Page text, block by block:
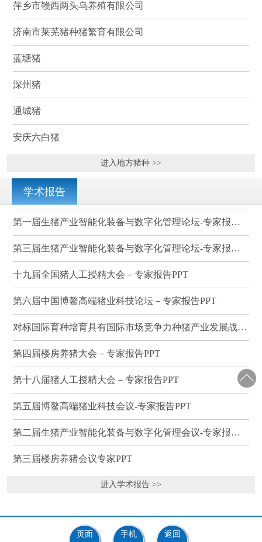
萍乡市赣西两头乌养殖有限公司
济南市莱芜猪种猪繁育有限公司
蓝塘猪
深州猪
通城猪
安庆六白猪
进入地方猪种 >>
学术报告
第一届生猪产业智能化装备与数字化管理论坛-专家报告PPT
第三届生猪产业智能化装备与数字化管理论坛-专家报告PPT
十九届全国猪人工授精大会－专家报告PPT
第六届中国博鳌高端猪业科技论坛－专家报告PPT
对标国际育种培育具有国际市场竞争力种猪产业发展战略研讨会－专家报告PPT
第四届楼房养猪大会－专家报告PPT
第十八届猪人工授精大会－专家报告PPT
第五届博鳌高端猪业科技会议-专家报告PPT
第二届生猪产业智能化装备与数字化管理会议-专家报告PPT
第三届楼房养猪会议专家PPT
进入学术报告 >>
页面 手机 返回